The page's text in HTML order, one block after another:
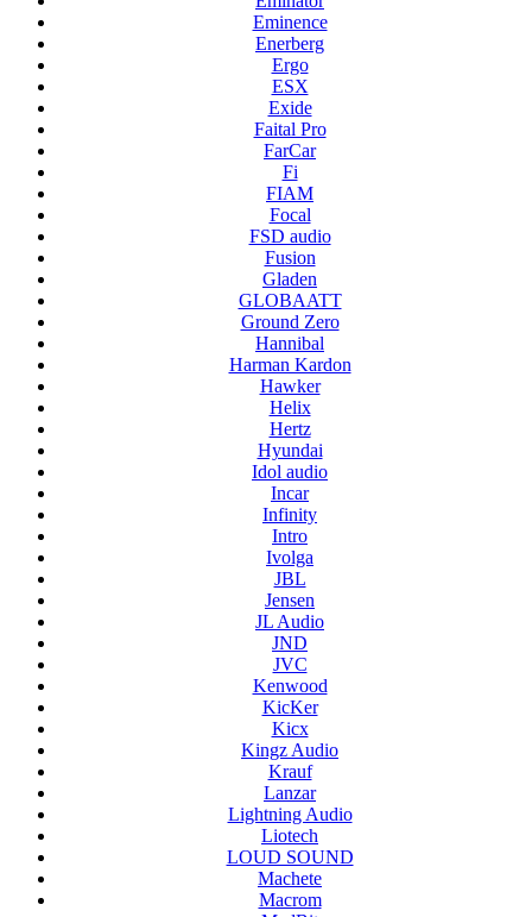
Eminence
Enerberg
Ergo
ESX
Exide
Faital Pro
FarCar
Fi
FIAM
Focal
FSD audio
Fusion
Gladen
GLOBAATT
Ground Zero
Hannibal
Harman Kardon
Hawker
Helix
Hertz
Hyundai
Idol audio
Incar
Infinity
Intro
Ivolga
JBL
Jensen
JL Audio
JND
JVC
Kenwood
KicKer
Kicx
Kingz Audio
Krauf
Lanzar
Lightning Audio
Liotech
LOUD SOUND
Machete
Macrom